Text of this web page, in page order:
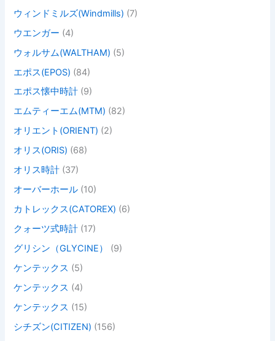
ウィンドミルズ(Windmills) (7)
ウエンガー (4)
ウォルサム(WALTHAM) (5)
エポス(EPOS) (84)
エポス懐中時計 (9)
エムティーエム(MTM) (82)
オリエント(ORIENT) (2)
オリス(ORIS) (68)
オリス時計 (37)
オーバーホール (10)
カトレックス(CATOREX) (6)
クォーツ式時計 (17)
グリシン（GLYCINE）
(9)
ケンテックス (5)
ケンテックス (4)
ケンテックス (15)
シチズン(CITIZEN) (156)